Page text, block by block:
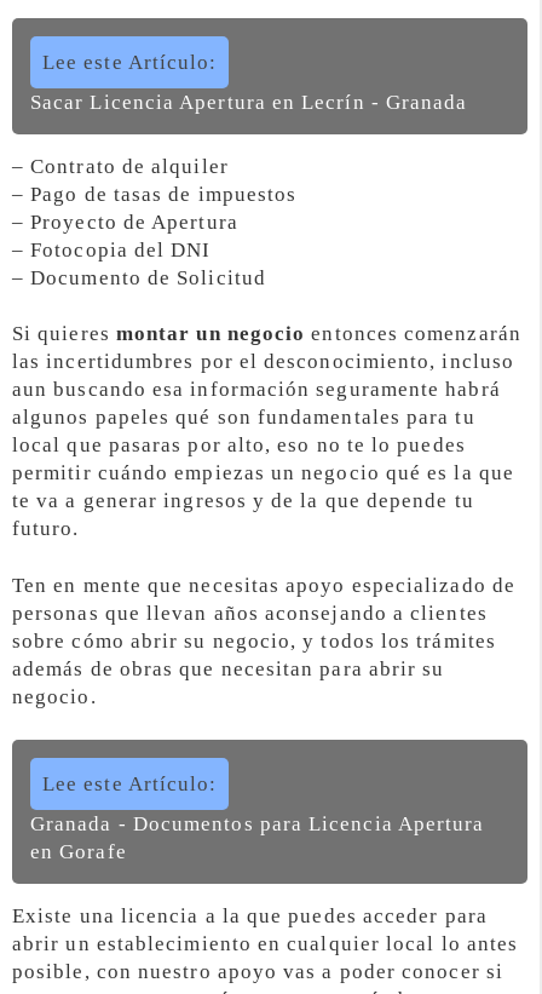
Lee este Artículo:
Sacar Licencia Apertura en Lecrín - Granada
– Contrato de alquiler
– Pago de tasas de impuestos
– Proyecto de Apertura
– Fotocopia del DNI
– Documento de Solicitud
Si quieres montar un negocio entonces comenzarán
las incertidumbres por el desconocimiento, incluso
aun buscando esa información seguramente habrá
algunos papeles qué son fundamentales para tu
local que pasaras por alto, eso no te lo puedes
permitir cuándo empiezas un negocio qué es la que
te va a generar ingresos y de la que depende tu
futuro.
Ten en mente que necesitas apoyo especializado de
personas que llevan años aconsejando a clientes
sobre cómo abrir su negocio, y todos los trámites
además de obras que necesitan para abrir su
negocio.
Lee este Artículo:
Granada - Documentos para Licencia Apertura
en Gorafe
Existe una licencia a la que puedes acceder para
abrir un establecimiento en cualquier local lo antes
posible, con nuestro apoyo vas a poder conocer si